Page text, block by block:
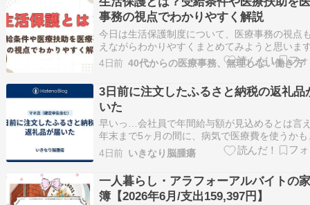
口の「あの手」へ辿り着くか──毎月のリアル…
事務の視点でわかりやすく解説
今日は生活保護制度について、医療事務の視点
えながらわかりやすくまとめてみようと思いま
私自身、病院の受付で働くようになってから、
保護を受給している患者さんが想像していた以
多いことに驚きました。 「生活保護ってどんな
度？」「医療費はどうなっているの？」「受付
は…
4日前 40代からの医療事務、無理しない働き方
3日前に注文したふるさと納税の返礼品
いた
早いっ…会社員で年間給与額が見込めるとは言
年末まで5ヶ月の間に、病気で医療費を使うかも
が起きるかわからないので早過ぎるのだが、今
ら紙類が値上がりするという事で、キッチンペ
ーとトイレットペーパーを注文、いや、返礼品
治体に納付した。 うちは独り暮らしにしては広
…
4日前 いきなり脳腫瘍
一人暮らし・アラフォーアルバイトの
簿【2026年6月/支出159,397円】